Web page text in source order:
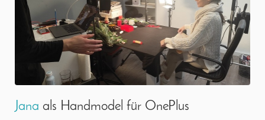
Jana als Handmodel für OnePlus